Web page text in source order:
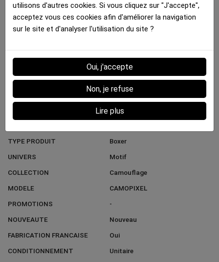
Fiche technique
Marron
MARQUE
HERITAGE
Tendance
Femme
TYPE PRODUIT
Boxer
UNIVERS
Motif
COLLECTION
Camouflage
MODELE
CAMOPIXEL
PROMOTIONS
-
NOUVEAUTE
Nouveau
FABRICATION FRANCAISE
Oui
CONDITIONNEMENT
Unitaire
utilisons d'autres cookies. Si vous cliquez sur "J'accepte",
acceptez vous ces cookies afin d'améliorer la navigation
sur le site et d'analyser l'utilisation du site ?
Oui, j'accepte
Non, je refuse
Lire plus